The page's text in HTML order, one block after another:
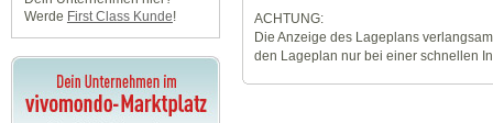
Werde First Class Kunde!
ACHTUNG:
Die Anzeige des Lageplans
den Lageplan nur bei einer schnellen